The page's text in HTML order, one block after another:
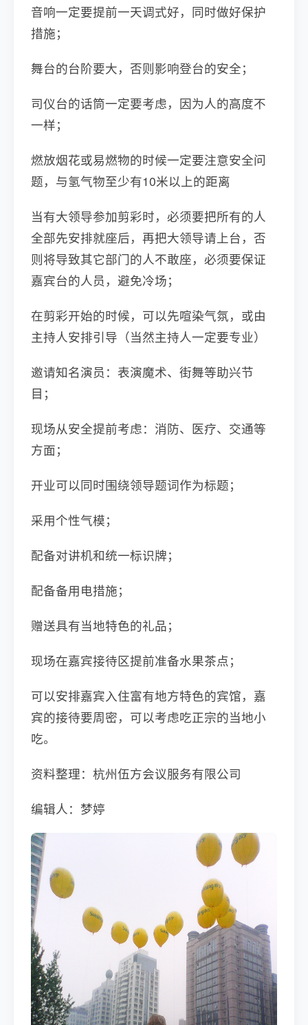
音响一定要提前一天调式好，同时做好保护
措施；
舞台的台阶要大，否则影响登台的安全；
司仪台的话筒一定要考虑，因为人的高度不
一样；
燃放烟花或易燃物的时候一定要注意安全问
题，与氢气物至少有10米以上的距离
当有大领导参加剪彩时，必须要把所有的人
全部先安排就座后，再把大领导请上台，否
则将导致其它部门的人不敢座，必须要保证
嘉宾台的人员，避免冷场；
在剪彩开始的时候，可以先喧染气氛，或由
主持人安排引导（当然主持人一定要专业）
邀请知名演员：表演魔术、街舞等助兴节
目；
现场从安全提前考虑：消防、医疗、交通等
方面；
开业可以同时围绕领导题词作为标题；
采用个性气模；
配备对讲机和统一标识牌；
配备备用电措施；
赠送具有当地特色的礼品；
现场在嘉宾接待区提前准备水果茶点；
可以安排嘉宾入住富有地方特色的宾馆，嘉
宾的接待要周密，可以考虑吃正宗的当地小
吃。
资料整理：杭州伍方会议服务有限公司
编辑人：梦婷